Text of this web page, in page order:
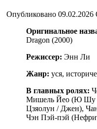
Опубликовано 09.02.2026
Оригинальное
Dragon (2000)
Режиссер: Энн Ли
Жанр: уся,
В главных ролях:
Мишель Йео (Ю Шу
Цзяолун / Джен),
Чэн Пэй-пэй